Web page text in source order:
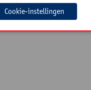
Cookie-instellingen